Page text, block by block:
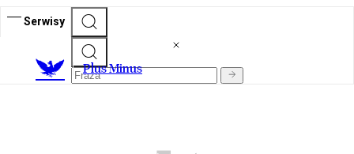
Serwisy
Plus Minus